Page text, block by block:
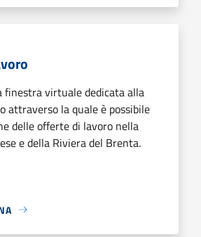
virtuale dedicata alla
attraverso la quale è possibile
delle offerte di lavoro nella
e della Riviera del Brenta.